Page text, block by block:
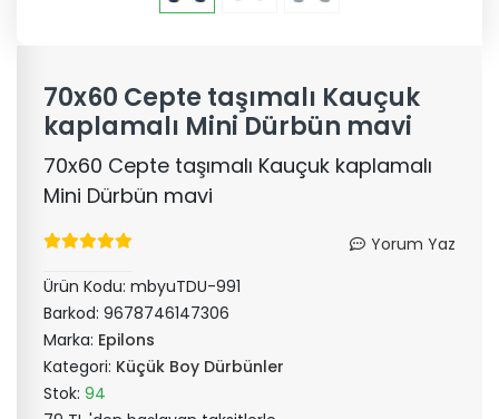
70x60 Cepte taşımalı Kauçuk
kaplamalı Mini Dürbün mavi
70x60 Cepte taşımalı Kauçuk kaplamalı
Mini Dürbün mavi
Yorum Yaz
Ürün Kodu: mbyuTDU-991
Barkod: 9678746147306
Marka: Epilons
Kategori: Küçük Boy Dürbünler
Stok: 94